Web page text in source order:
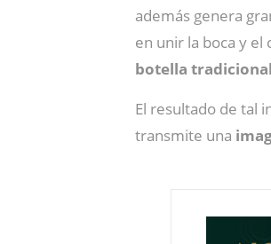
además genera
en unir la boca y
botella tradicional
El resultado de tal
transmite una